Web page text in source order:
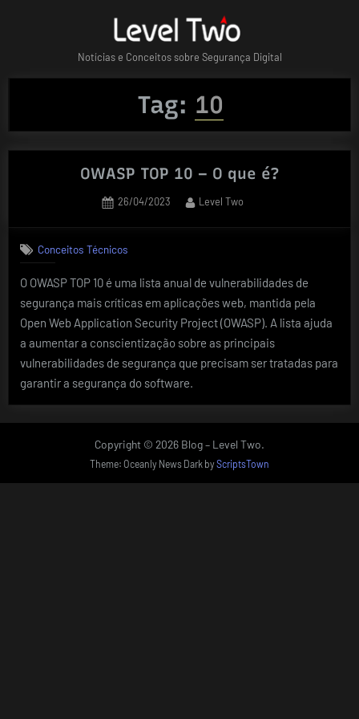
Notícias e Conceitos sobre Segurança Digital
Tag: 10
OWASP TOP 10 – O que é?
Posted
26/04/2023 By
Level Two
Conceitos Técnicos
O OWASP TOP 10 é uma lista anual de vulnerabilidades de
segurança mais críticas em aplicações web, mantida pela
Open Web Application Security Project (OWASP). A lista ajuda
a aumentar a conscientização sobre as principais
vulnerabilidades de segurança que precisam ser tratadas para
garantir a segurança do software.
Copyright © 2026 Blog – Level Two.
Theme: Oceanly News Dark byScriptsTown